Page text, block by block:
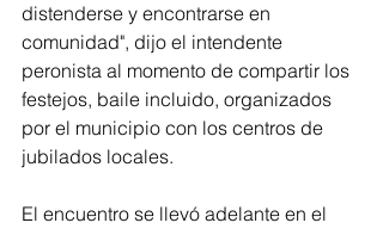
distenderse y encontrarse en
comunidad", dijo el intendente
peronista al momento de compartir los
festejos, baile incluido, organizados
por el municipio con los centros de
jubilados locales.
El encuentro se llevó adelante en el